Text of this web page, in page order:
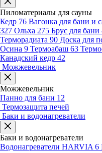
Пиломатериалы для сауны
Кедр 76 Вагонка для бани и
327 Ольха 275 Брус для бани
Терморадиата 90 Доска для
Осина 9 Термоабаш 63
Канадский кедр 42
Можжевельник
Можжевельник
Панно для бани 12
Термозащита печей
Баки и водонагреватели
Баки и водонагреватели
Водонагреватели HARVIA 6